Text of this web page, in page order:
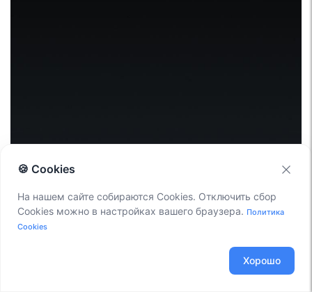
🍪 Cookies
На нашем сайте собираются Cookies. Отключить сбор
Cookies можно в настройках вашего браузера. Политика
Cookies
Хорошо